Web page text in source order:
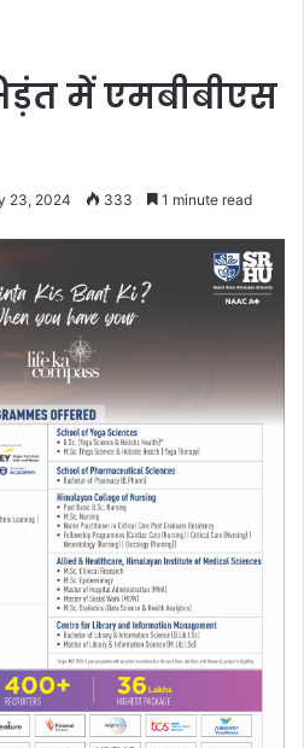
में एमबीबीएस
23, 2024 333 1 minute read